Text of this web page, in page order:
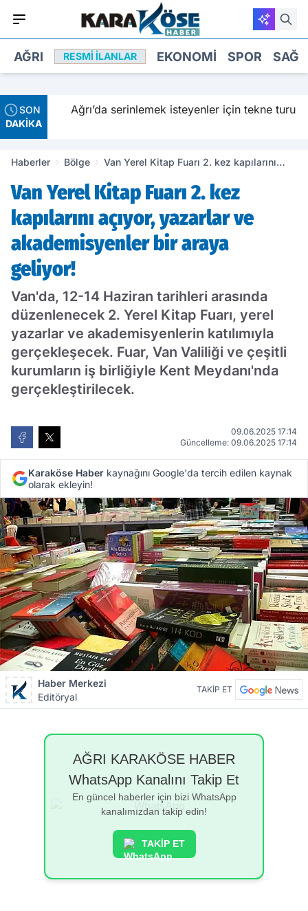
AĞRI RESMI İLANLAR EKONOMI SPOR
SON
DAKİKA
Ağrı’da serinlemek isteyenler için tekne turu
Haberler Bölge
Van Yerel Kitap Fuarı 2. kez kapılarını
araya geliyor!
Van Yerel Kitap Fuarı 2. kez
kapılarını açıyor, yazarlar ve
akademisyenler bir araya
geliyor!
Van'da, 12-14 Haziran tarihleri arasında
düzenlenecek 2. Yerel Kitap Fuarı, yerel
yazarlar ve akademisyenlerin katılımıyla
gerçekleşecek. Fuar, Van Valiliği ve çeşitli
kurumların iş birliğiyle Kent Meydanı'nda
gerçekleştirilecek.
09.06.2025 17:14
Güncelleme: 09.06.2025 17:14
Karaköse Haber kaynağını Google'da tercih edilen kaynak
olarak ekleyin!
Haber Merkezi
Editöryal
TAKİP ET
AĞRI KARAKÖSE HABER
WhatsApp Kanalını Takip Et
En güncel haberler için bizi WhatsApp
kanalımızdan takip edin!
TAKİP ET